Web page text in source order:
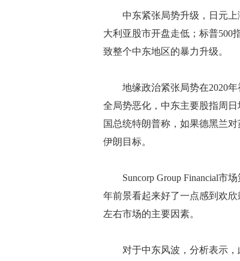
中东紧张局势升级，日元上
大利亚股市开盘走低；标普500
致整个中东地区的暴力升级。
地缘政治紧张局势在2020年
全局势恶化，中东主要股指周
国总统特朗普称，如果德黑兰
伊朗目标。
Suncorp Group Financial市场
年前景看起来好了一点感到欢
左右市场的主要因素。
对于中东风波，分析表示，